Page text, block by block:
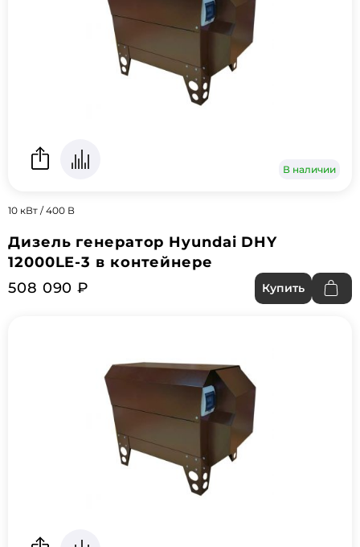
В наличии
10 кВт / 400 В
Дизель генератор Hyundai DHY
12000LE-3 в контейнере
508 090 ₽
Купить